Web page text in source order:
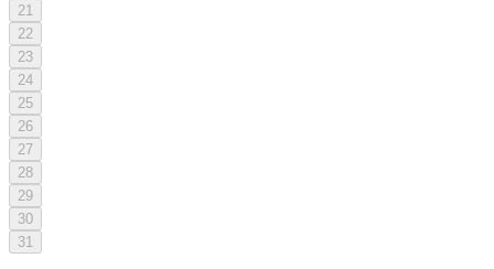
21
22
23
24
25
26
27
28
29
30
31